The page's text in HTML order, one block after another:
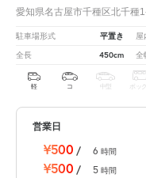
愛知県名古屋市千種区北千種
駐車場形式 平置き 屋
全長 450cm 全
軽 コ 中型 ボッ
営業日
¥500 / 6 時間
¥500 / 5 時間